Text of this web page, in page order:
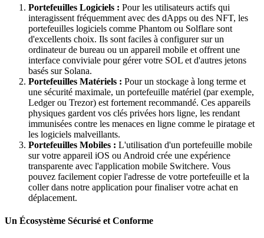
Portefeuilles Logiciels : Pour les utilisateurs actifs qui
interagissent fréquemment avec des dApps ou des NFT, les
portefeuilles logiciels comme Phantom ou Solflare sont
d'excellents choix. Ils sont faciles à configurer sur un
ordinateur de bureau ou un appareil mobile et offrent une
interface conviviale pour gérer votre SOL et d'autres jetons
basés sur Solana.
Portefeuilles Matériels : Pour un stockage à long terme et
une sécurité maximale, un portefeuille matériel (par exemple,
Ledger ou Trezor) est fortement recommandé. Ces appareils
physiques gardent vos clés privées hors ligne, les rendant
immunisées contre les menaces en ligne comme le piratage et
les logiciels malveillants.
Portefeuilles Mobiles : L'utilisation d'un portefeuille mobile
sur votre appareil iOS ou Android crée une expérience
transparente avec l'application mobile Switchere. Vous
pouvez facilement copier l'adresse de votre portefeuille et la
coller dans notre application pour finaliser votre achat en
déplacement.
Un Écosystème Sécurisé et Conforme